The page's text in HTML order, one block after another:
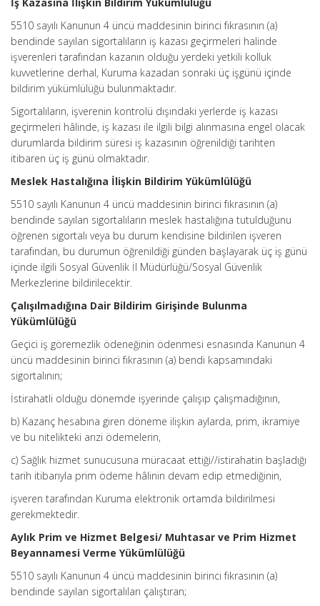
5510 sayılı Kanunun 4 üncü maddesinin birinci fıkrasının (a)
bendinde sayılan sigortalıların iş kazası geçirmeleri halinde
işverenleri tarafından kazanın olduğu yerdeki yetkili kolluk
kuvvetlerine derhal, Kuruma kazadan sonraki üç işgünü içinde
bildirim yükümlülüğü bulunmaktadır.
Sigortalıların, işverenin kontrolü dışındaki yerlerde iş kazası
geçirmeleri hâlinde, iş kazası ile ilgili bilgi alınmasına engel olacak
durumlarda bildirim süresi iş kazasının öğrenildiği tarihten
itibaren üç iş günü olmaktadır.
Meslek Hastalığına İlişkin Bildirim Yükümlülüğü
5510 sayılı Kanunun 4 üncü maddesinin birinci fıkrasının (a)
bendinde sayılan sigortalıların meslek hastalığına tutulduğunu
öğrenen sigortalı veya bu durum kendisine bildirilen işveren
tarafından, bu durumun öğrenildiği günden başlayarak üç iş günü
içinde ilgili Sosyal Güvenlik İl Müdürlüğü/Sosyal Güvenlik
Merkezlerine bildirilecektir.
Çalışılmadığına Dair Bildirim Girişinde Bulunma
Yükümlülüğü
Geçici iş göremezlik ödeneğinin ödenmesi esnasında Kanunun 4
üncü maddesinin birinci fıkrasının (a) bendi kapsamındaki
sigortalının;
İstirahatli olduğu dönemde işyerinde çalışıp çalışmadığının,
b) Kazanç hesabına giren döneme ilişkin aylarda, prim, ikramiye
ve bu nitelikteki arızi ödemelerin,
c) Sağlık hizmet sunucusuna müracaat ettiği//istirahatin başladığı
tarih itibarıyla prim ödeme hâlinin devam edip etmediğinin,
işveren tarafından Kuruma elektronik ortamda bildirilmesi
gerekmektedir.
Aylık Prim ve Hizmet Belgesi/ Muhtasar ve Prim Hizmet
Beyannamesi Verme Yükümlülüğü
5510 sayılı Kanunun 4 üncü maddesinin birinci fıkrasının (a)
bendinde sayılan sigortalıları çalıştıran;